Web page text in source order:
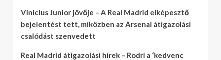
Vinicius Junior jövője – A Real Madrid elképesztő
bejelentést tett, miközben az Arsenal átigazolási
csalódást szenvedett
Real Madrid átigazolási hírek – Rodri a ‘kedvenc